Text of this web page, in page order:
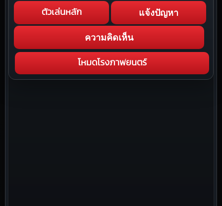
ตัวเล่นหลัก แจ้งปัญหา
ความคิดเห็น
โหมดโรงภาพยนตร์